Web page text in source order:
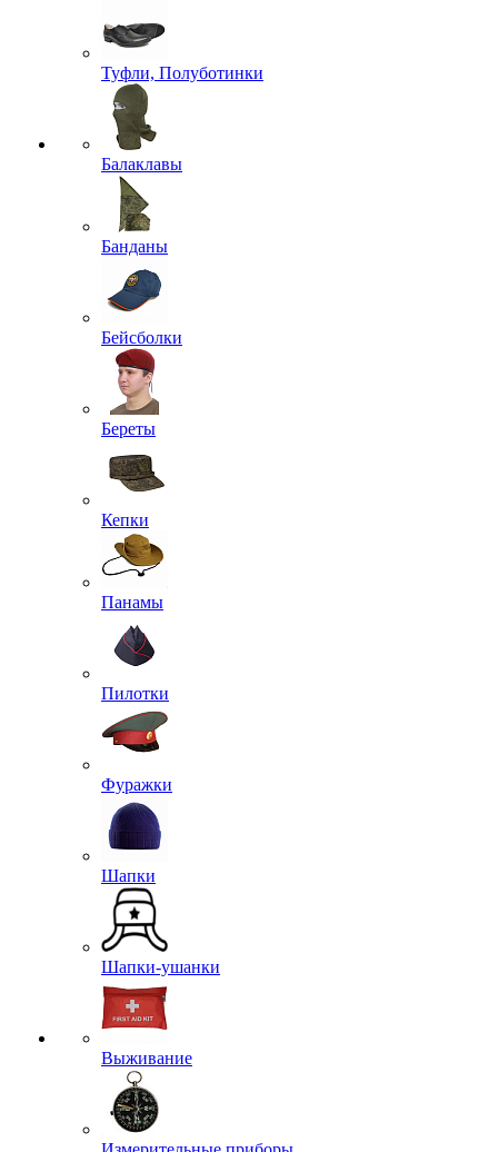
Туфли, Полуботинки
Балаклавы
Банданы
Бейсболки
Береты
Кепки
Панамы
Пилотки
Фуражки
Шапки
Шапки-ушанки
Выживание